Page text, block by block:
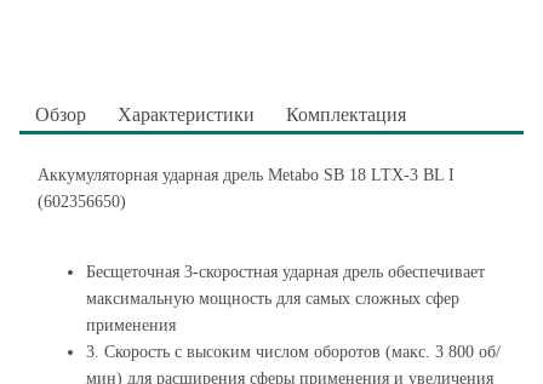
Обзор Характеристики Комплектация
Аккумуляторная ударная дрель Metabo SB 18 LTX-3 BL I
(602356650)
Бесщеточная 3-скоростная ударная дрель обеспечивает
максимальную мощность для самых сложных сфер
применения
3. Скорость с высоким числом оборотов (макс. 3 800 об/
мин) для расширения сферы применения и увеличения